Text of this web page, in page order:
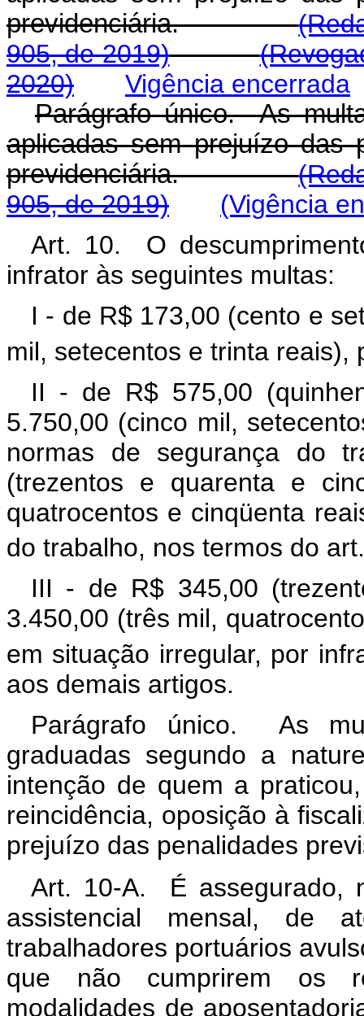
previdenciária.
905, de 2019)
2020)
Vigência encerrada
Parágrafo único. As
aplicadas sem prejuízo das
previdenciária.
905, de 2019)
(Vigência
Art. 10. O
infrator às seguintes multas:
I - de R$ 173,00 (cento e
mil, setecentos e trinta
II - de R$ 575,00
5.750,00 (cinco mil,
normas de segurança do
(trezentos e quarenta e
quatrocentos e cinqüenta
do trabalho, nos termos do
III - de R$ 345,00
3.450,00 (três mil,
em situação irregular, por
aos demais artigos.
Parágrafo único. As
graduadas segundo a
intenção de quem a
reincidência, oposição à
prejuízo das penalidades
Art. 10-A. É assegurado,
assistencial mensal, de
trabalhadores portuários
que não cumprirem os
modalidades de